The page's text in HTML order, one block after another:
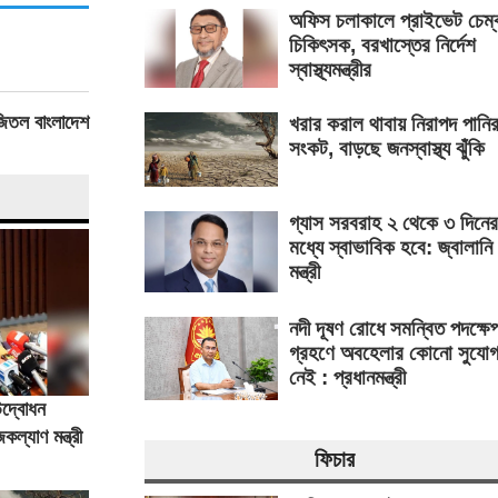
বাংলাদেশ
মন্ত্রী
অফিস চলাকালে প্রাইভেট
চিকিৎসক, বরখাস্তের নির্দেশ
স্বাস্থ্যমন্ত্রীর
খরার করাল থাবায় নিরাপদ পানির
সংকট, বাড়ছে জনস্বাস্থ্য ঝুঁকি
গ্যাস সরবরাহ ২ থেকে ৩ দিনের
মধ্যে স্বাভাবিক হবে: জ্বালানি
মন্ত্রী
নদী দূষণ রোধে সমন্বিত
গ্রহণে অবহেলার কোনো সুযোগ
নেই : প্রধানমন্ত্রী
ফিচার